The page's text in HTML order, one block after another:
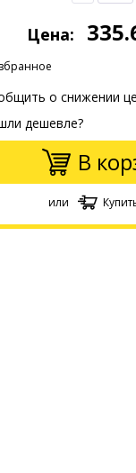
Цена:
о снижении
дешевле?
В
или